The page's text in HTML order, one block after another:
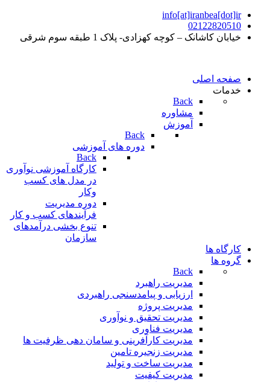
info[at]iranbea[dot]ir
02122820510
خیابان کاشانک – کوچه کهزادی- پلاک 1 طبقه سوم شرقی
صفحه اصلی
خدمات
Back
مشاوره
آموزش
Back
دوره های آموزشی
Back
کارگاه آموزشی نوآوری
در مدل های کسب
وکار
دوره مدیریت
فرآیندهای کسب و کار
تنوع بخشی درآمدهای
سازمان
کارگاه ها
گروه ها
Back
مدیریت راهبرد
ارزیابی و پیامدسنجی راهبردی
مدیریت پروژه
مدیریت تحقیق و نوآوری
مدیریت فناوری
مدیریت کارآفرینی و سامان دهی ظرفیت ها
مدیریت زنجیره تامین
مدیریت ساخت و تولید
مدیریت کیفیت